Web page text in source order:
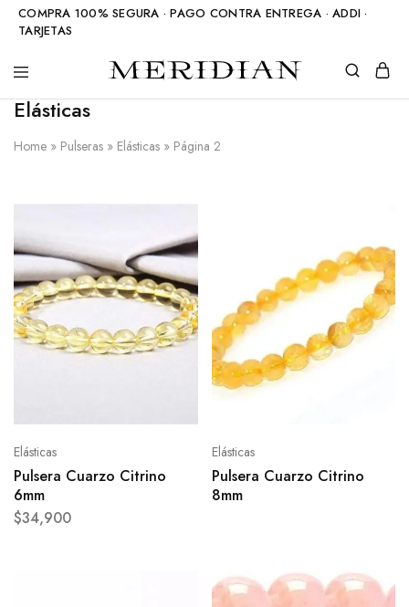
COMPRA 100% SEGURA · PAGO CONTRA ENTREGA · ADDI ·
TARJETAS
Meridian
Shop
Accesorios
en
natural
Elásticas
Home » Pulseras » Elásticas » Página 2
Elásticas
Pulsera Cuarzo Citrino
6mm
$34,900
Elásticas
Pulsera Cuarzo Citrino
8mm